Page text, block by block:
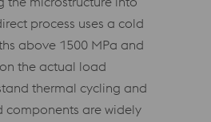
process uses a cold
above 1500 MPa and
the actual load
thermal cycling and
components are widely